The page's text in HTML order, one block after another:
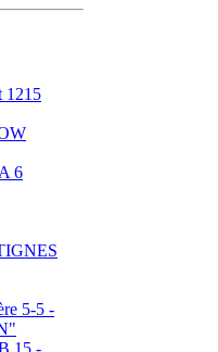
1215
6
5-5 -
15 -